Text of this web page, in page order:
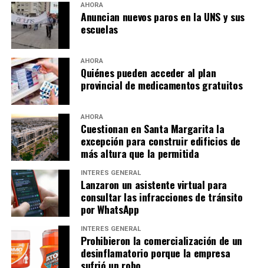
AHORA
Anuncian nuevos paros en la UNS y sus
escuelas
AHORA
Quiénes pueden acceder al plan
provincial de medicamentos gratuitos
AHORA
Cuestionan en Santa Margarita la
excepción para construir edificios de
más altura que la permitida
INTERÉS GENERAL
Lanzaron un asistente virtual para
consultar las infracciones de tránsito
por WhatsApp
INTERÉS GENERAL
Prohibieron la comercialización de un
desinflamatorio porque la empresa